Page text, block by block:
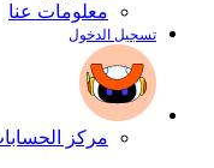
معلومات عنا
تسجيل الدخول
مركز